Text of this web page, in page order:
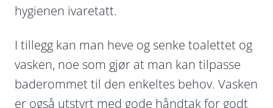
hygienen ivaretatt.
I tillegg kan man heve og senke toalettet og
vasken, noe som gjør at man kan tilpasse
baderommet til den enkeltes behov. Vasken
er også utstyrt med gode håndtak for godt